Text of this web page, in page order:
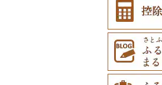
釧路町
名寄市
美唄市
厚岸町
階上町
深浦町
青森市
田子町
住田町
葛巻町
花巻市
岩泉町
川崎町
村田町
栗原市
富谷市
湯沢市
大館市
由利
にか
南陽市
中山町
庄内町
大石
昭和村
下郷町
西郷村
二本
つく
下妻市
茨城町
神栖市
小山市
宇都
栃木
那珂
桐生市
吉岡町
太田市
高山村
川口市
飯能市
長瀞町
羽生市
多古町
白子町
栄町
香取市
墨田区
東久
利島村
瑞穂町
山北町
真鶴町
清川村
開成町
加茂市
小千
田上町
五泉市
富山
小矢
滑川市
富山市
能登町
能美市
津幡町
宝達
福井
越前市
坂井市
あわ
韮崎市
南ア
市川
都留市
長野
上松町
高山村
南木
瑞穂市
飛騨市
岐南町
大野町
函南町
藤枝市
御殿
浜松市
安城市
北名
東栄町
豊山町
いな
紀北町
熊野市
南伊
彦根市
栗東市
愛荘町
滋賀
京丹
井手町
木津
宇治
藤井
能勢町
阪南市
貝塚市
佐用町
多可町
朝来市
市川町
山添村
大淀町
安堵町
王寺町
広川町
和歌
海南市
那智
智頭町
江府町
八頭町
若桜町
吉賀町
出雲市
奥出
西ノ
浅口市
美作市
岡山市
早島町
福山市
広島市
庄原市
府中市
田布
防府市
上関町
山陽
東み
徳島
阿南市
上板町
宇多
小豆
香川
土庄町
上島町
松前町
愛南町
新居
日高村
室戸市
黒潮町
四万
春日市
上毛町
中間市
太宰
多久市
伊万
神埼市
有田町
長与町
対馬市
長崎
佐世
菊池市
山江村
宇城市
西原村
竹田市
別府市
中津市
豊後
宮崎市
木城町
川南町
三股町
指宿市
龍郷町
中種
出水市
沖縄県
うる
嘉手
北谷町